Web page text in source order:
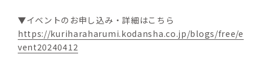
▼イベントのお申し込み・詳細はこちら
https://kuriharaharumi.kodansha.co.jp/blogs/free/e
vent20240412